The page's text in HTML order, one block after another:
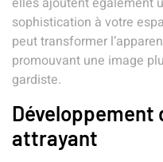
sophistication à votre
peut transformer
promouvant une image
gardiste.
Développement
attrayant